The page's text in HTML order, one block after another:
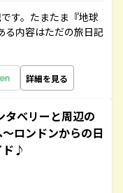
す。たまたま『地球
る内容はただの旅日記
詳細を見る
タベリーと周辺の
ロンドンからの日
ド♪